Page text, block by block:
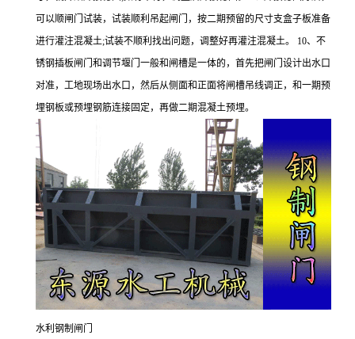
可以顺闸门试装，试装顺利吊起闸门，按二期预留的尺寸支盒子板准备
进行灌注混凝土;试装不顺利找出问题，调整好再灌注混凝土。 10、不
锈钢插板闸门和调节堰门一般和闸槽是一体的，首先把闸门设计出水口
对准，工地现场出水口，然后从侧面和正面将闸槽吊线调正，和一期预
埋钢板或预埋钢筋连接固定，再做二期混凝土预埋。
水利钢制闸门